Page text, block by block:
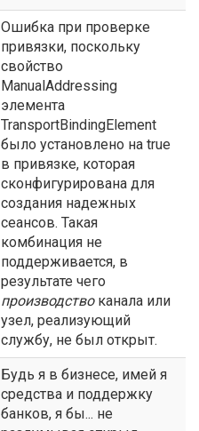
Ошибка при проверке
привязки, поскольку
свойство
ManualAddressing
элемента
TransportBindingElement
было установлено на true
в привязке, которая
сконфигурирована для
создания надежных
сеансов. Такая
комбинация не
поддерживается, в
результате чего
производствоканала или
узел, реализующий
службу, не был открыт.
Будь я в бизнесе, имей я
средства и поддержку
банков, я бы... не